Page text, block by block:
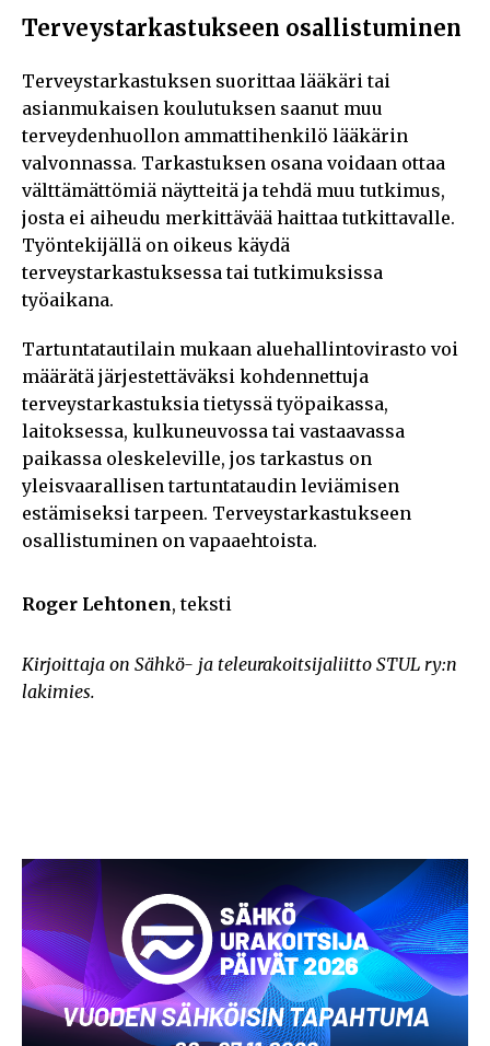
Terveystarkastukseen osallistuminen
Terveystarkastuksen suorittaa lääkäri tai
asianmukaisen koulutuksen saanut muu
terveydenhuollon ammattihenkilö lääkärin
valvonnassa. Tarkastuksen osana voidaan ottaa
välttämättömiä näytteitä ja tehdä muu tutkimus,
josta ei aiheudu merkittävää haittaa tutkittavalle.
Työntekijällä on oikeus käydä
terveystarkastuksessa tai tutkimuksissa
työaikana.
Tartuntatautilain mukaan aluehallintovirasto voi
määrätä järjestettäväksi kohdennettuja
terveystarkastuksia tietyssä työpaikassa,
laitoksessa, kulkuneuvossa tai vastaavassa
paikassa oleskeleville, jos tarkastus on
yleisvaarallisen tartuntataudin leviämisen
estämiseksi tarpeen. Terveystarkastukseen
osallistuminen on vapaaehtoista.
Roger Lehtonen, teksti
Kirjoittaja on Sähkö- ja teleurakoitsijaliitto STUL ry:n
lakimies.